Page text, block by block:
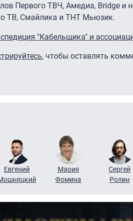
Первого ТВЧ, Амедиа, Bridge и
ТВ, Смайлика и ТНТ Мьюзик.
"Кабельщика" и
, чтобы оставлять
Евгений
Мария
Фомина
Сергей
Ролин